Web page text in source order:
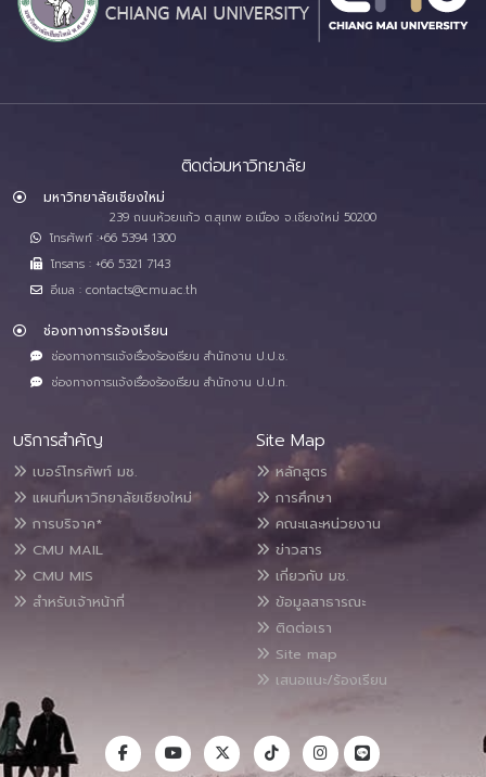
ติดต่อมหาวิทยาลัย
มหาวิทยาลัยเชียงใหม่
239 ถนนห้วยแก้ว ต.สุเทพ อ.เมือง จ.เชียงใหม่ 50200
โทรศัพท์ :+66 5394 1300
โทรสาร : +66 5321 7143
อีเมล : contacts@cmu.ac.th
ช่องทางการร้องเรียน
ช่องทางการแจ้งเรื่องร้องเรียน สำนักงาน ป.ป.ช.
ช่องทางการแจ้งเรื่องร้องเรียน สำนักงาน ป.ป.ท.
บริการสำคัญ
เบอร์โทรศัพท์ มช.
แผนที่มหาวิทยาลัยเชียงใหม่
การบริจาค*
CMU MAIL
CMU MIS
สำหรับเจ้าหน้าที่
Site Map
หลักสูตร
การศึกษา
คณะและหน่วยงาน
ข่าวสาร
เกี่ยวกับ มช.
ข้อมูลสาธารณะ
ติดต่อเรา
Site map
เสนอแนะ/ร้องเรียน